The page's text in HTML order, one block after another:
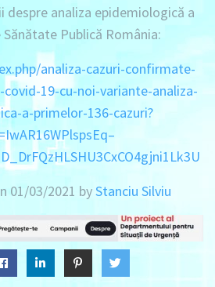
analiza epidemiologică a
Publică România:
analiza-cazuri-confirmate-
19-cu-noi-variante-analiza-
a-primelor-136-cazuri?
01/03/2021 byStanciu Silviu